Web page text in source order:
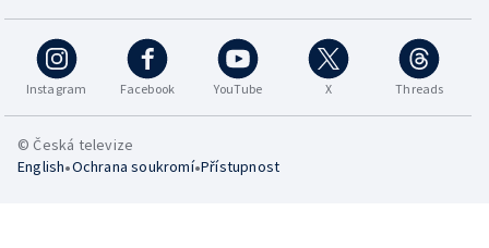
Instagram Facebook YouTube X Threads
© Česká televize
English•Ochrana soukromí•Přístupnost